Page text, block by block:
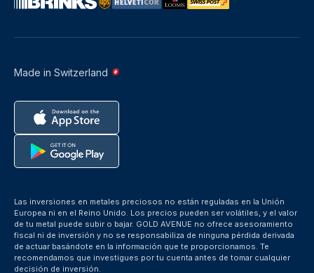
Made in Switzerland
Las inversiones en metales preciosos no están reguladas en la Unión
Europea ni en el Reino Unido. Los precios pueden ser volátiles, y el valor
de tu metal puede subir o bajar. GOLD AVENUE no ofrece asesoramiento
fiscal ni de inversión y no se responsabiliza de ninguna pérdida derivada
de actuar basándote en la información que te proporcionamos. Te
recomendamos que investigues por tu cuenta antes de tomar cualquier
decisión de inversión.